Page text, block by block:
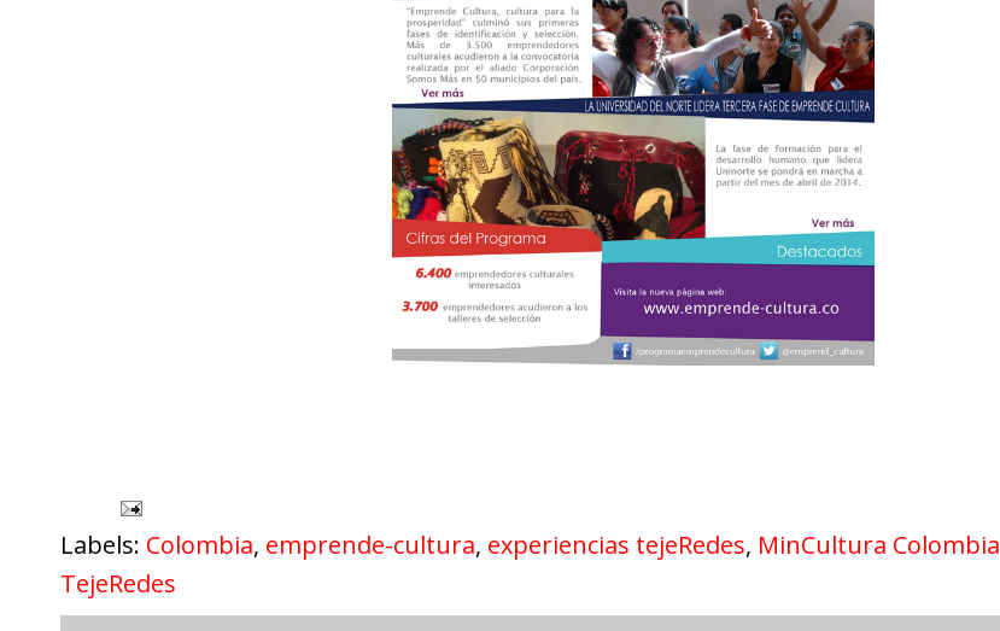
Labels: Colombia, emprende-cultura, experiencias tejeRedes, MinCultura Colombia
TejeRedes